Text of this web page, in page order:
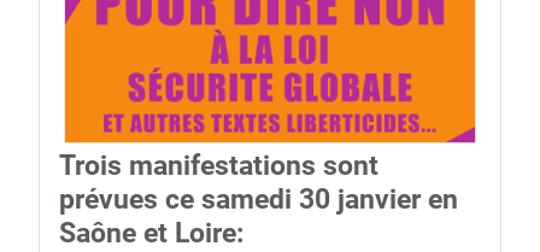
Trois manifestations sont
prévues ce samedi 30 janvier en
Saône et Loire: